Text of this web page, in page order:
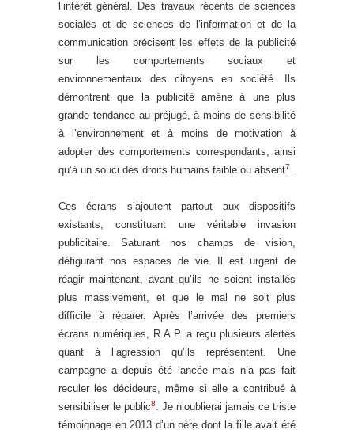
l’intérêt général. Des travaux récents de sciences
sociales et de sciences de l’information et de la
communication précisent les effets de la publicité
sur les comportements sociaux et
environnementaux des citoyens en société. Ils
démontrent que la publicité amène à une plus
grande tendance au préjugé, à moins de sensibilité
à l’environnement et à moins de motivation à
adopter des comportements correspondants, ainsi
qu’à un souci des droits humains faible ou absent7
Ces écrans s’ajoutent partout aux dispositifs
existants, constituant une véritable invasion
publicitaire. Saturant nos champs de vision,
défigurant nos espaces de vie. Il est urgent de
réagir maintenant, avant qu’ils ne soient installés
plus massivement, et que le mal ne soit plus
difficile à réparer. Après l’arrivée des premiers
écrans numériques, R.A.P. a reçu plusieurs alertes
quant à l’agression qu’ils représentent. Une
campagne a depuis été lancée mais n’a pas fait
reculer les décideurs, même si elle a contribué à
sensibiliser le public8
. Je n’oublierai jamais ce triste
témoignage en 2013 d’un père dont la fille avait été